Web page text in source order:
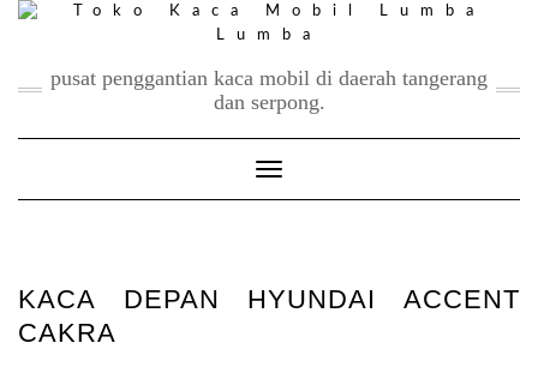
Skip
pusat penggantian kaca mobil di daerah tangerang
dan serpong.
Toggle Navigation
KACA DEPAN HYUNDAI ACCENT
CAKRA